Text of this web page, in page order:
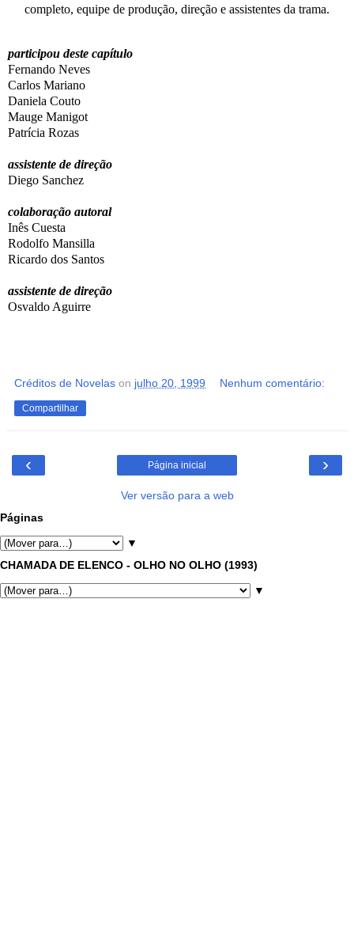
completo, equipe de produção, direção e assistentes da trama.
participou deste capítulo
Fernando Neves
Carlos Mariano
Daniela Couto
Mauge Manigot
Patrícia Rozas
assistente de direção
Diego Sanchez
colaboração autoral
Inês Cuesta
Rodolfo Mansilla
Ricardo dos Santos
assistente de direção
Osvaldo Aguirre
Créditos de Novelas on julho 20, 1999 Nenhum comentário:
Compartilhar
‹ ›
Página inicial
Ver versão para a web
Páginas
▼
CHAMADA DE ELENCO - OLHO NO OLHO (1993)
▼